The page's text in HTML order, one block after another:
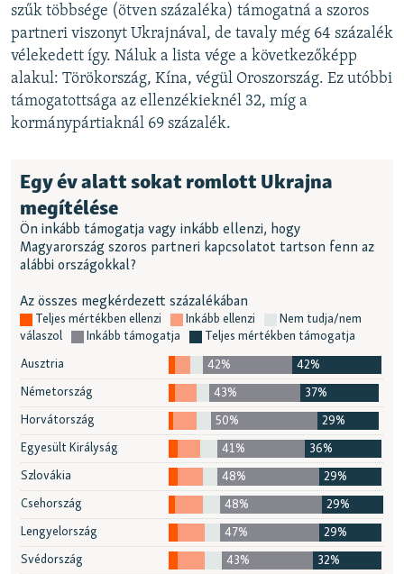
szűk többsége (ötven százaléka) támogatná a szoros
partneri viszonyt Ukrajnával, de tavaly még 64 százalék
vélekedett így. Náluk a lista vége a következőképp
alakul: Törökország, Kína, végül Oroszország. Ez utóbbi
támogatottsága az ellenzékieknél 32, míg a
kormánypártiaknál 69 százalék.